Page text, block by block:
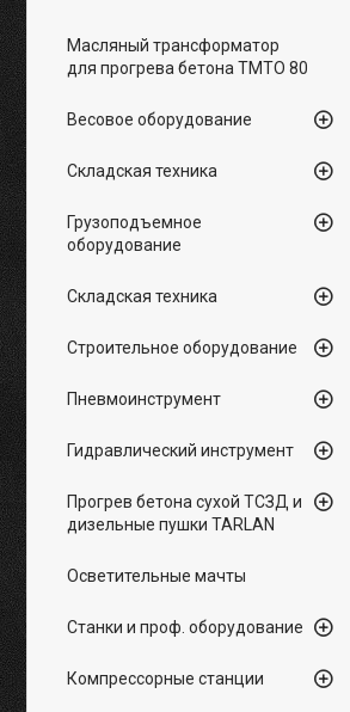
Масляный трансформатор
для прогрева бетона ТМТО 80
Весовое оборудование
Складская техника
Грузоподъемное
оборудование
Складская техника
Строительное оборудование
Пневмоинструмент
Гидравлический инструмент
Прогрев бетона сухой ТСЗД и
дизельные пушки TARLAN
Осветительные мачты
Станки и проф. оборудование
Компрессорные станции